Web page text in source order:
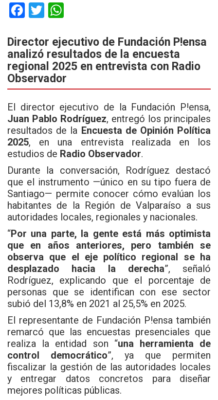
F
ce
b
o
o
k
T
tt
er
at
s
A
p
p
Director ejecutivo de Fundación P!ensa
analizó resultados de la encuesta
regional 2025 en entrevista con Radio
Observador
El director ejecutivo de la Fundación P!ensa,
Juan Pablo Rodríguez, entregó los principales
resultados de la Encuesta de Opinión Política
2025, en una entrevista realizada en los
estudios de Radio Observador.
Durante la conversación, Rodríguez destacó
que el instrumento —único en su tipo fuera de
Santiago— permite conocer cómo evalúan los
habitantes de la Región de Valparaíso a sus
autoridades locales, regionales y nacionales.
“Por una parte, la gente está más optimista
que en años anteriores, pero también se
observa que el eje político regional se ha
desplazado hacia la derecha”, señaló
Rodríguez, explicando que el porcentaje de
personas que se identifican con ese sector
subió del 13,8% en 2021 al 25,5% en 2025.
El representante de Fundación P!ensa también
remarcó que las encuestas presenciales que
realiza la entidad son “una herramienta de
control democrático”, ya que permiten
fiscalizar la gestión de las autoridades locales
y entregar datos concretos para diseñar
mejores políticas públicas.